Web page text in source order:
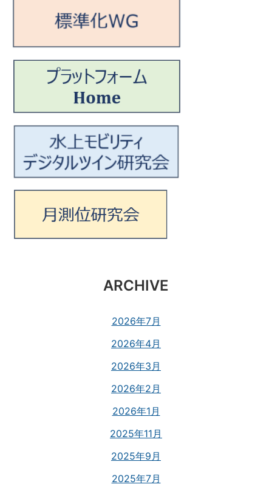
ARCHIVE
2026年7月
2026年4月
2026年3月
2026年2月
2026年1月
2025年11月
2025年9月
2025年7月